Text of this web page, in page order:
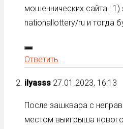
мошеннических сайта :
nationallottery/ru и тогда
Ответить
ilyasss 27.01.2023, 16:13
После зашквара с
местом выигрыша